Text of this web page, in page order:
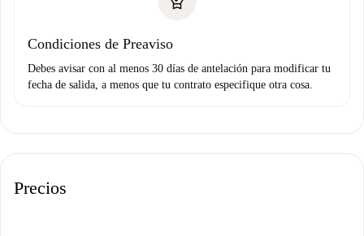
Condiciones de Preaviso
Debes avisar con al menos 30 días de antelación para modificar tu
fecha de salida, a menos que tu contrato especifique otra cosa.
Precios